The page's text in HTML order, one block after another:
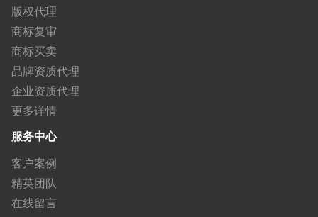
版权代理
商标复审
商标买卖
品牌资质代理
企业资质代理
更多详情
服务中心
客户案例
精英团队
在线留言